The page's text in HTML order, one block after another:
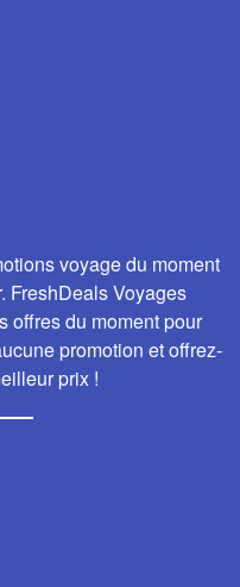
voyage du moment
FreshDeals Voyages
offres du moment pour
promotion et offrez-
prix !